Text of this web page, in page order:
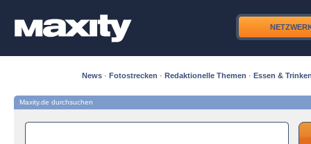
News · Fotostrecken · Redaktionelle Themen · Essen &
Maxity.de durchsuchen